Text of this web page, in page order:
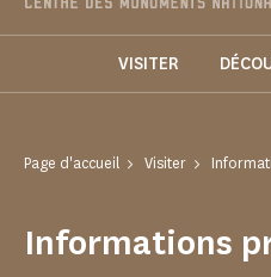
VISITER
Page d'accueil Visiter
Informations